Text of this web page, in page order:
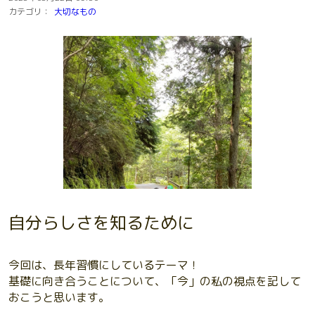
カテゴリ：
大切なもの
自分らしさを知るために
今回は、長年習慣にしているテーマ！
基礎に向き合うことについて、「今」の私の視点を記して
おこうと思います。